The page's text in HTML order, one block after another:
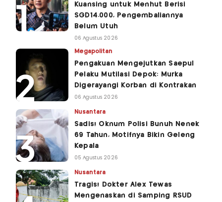
Kuansing untuk Menhut Berisi
SGD14.000, Pengembaliannya
Belum Utuh
06 Agustus 2026
Megapolitan
Pengakuan Mengejutkan Saepul
Pelaku Mutilasi Depok: Murka
Digerayangi Korban di Kontrakan
06 Agustus 2026
Nusantara
Sadis! Oknum Polisi Bunuh Nenek
69 Tahun, Motifnya Bikin Geleng
Kepala
05 Agustus 2026
Nusantara
Tragis! Dokter Alex Tewas
Mengenaskan di Samping RSUD